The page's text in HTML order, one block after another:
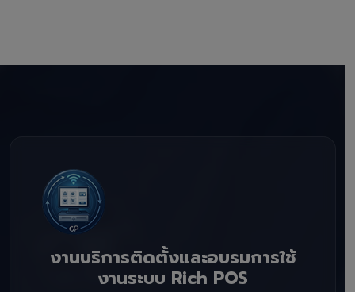
งานบริการติดตั้งและอบรมการใช้
งานระบบ Rich POS